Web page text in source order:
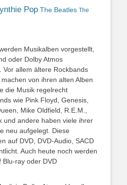
Pop The Beatles The
Musikalben vorgestellt,
oder Dolby Atmos
Vor allem ältere Rockbands
von ihren alten Alben
die Musik regelrecht
wie Pink Floyd, Genesis,
Mike Oldfield, R.E.M.,
und andere haben viele ihrer
neu aufgelegt. Diese
auf DVD, DVD-Audio, SACD
Auch heute noch werden
Blu-ray oder DVD